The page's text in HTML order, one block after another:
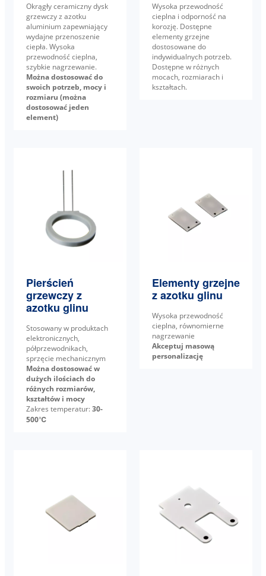
Okrągły ceramiczny dysk
grzewczy z azotku
aluminium zapewniający
wydajne przenoszenie
ciepła. Wysoka
przewodność cieplna,
szybkie nagrzewanie.
Można dostosować do
swoich potrzeb, mocy i
rozmiaru (można
dostosować jeden
element)
Wysoka przewodność
cieplna i odporność na
korozję. Dostępne
elementy grzejne
dostosowane do
indywidualnych potrzeb.
Dostępne w różnych
mocach, rozmiarach i
kształtach.
Pierścień
grzewczy z
azotku glinu
Stosowany w produktach
elektronicznych,
półprzewodnikach,
sprzęcie mechanicznym
Można dostosować w
dużych ilościach do
różnych rozmiarów,
kształtów i mocy
Zakres temperatur:30-
500℃
Elementy grzejne
z azotku glinu
Wysoka przewodność
cieplna, równomierne
nagrzewanie
Akceptuj masową
personalizację